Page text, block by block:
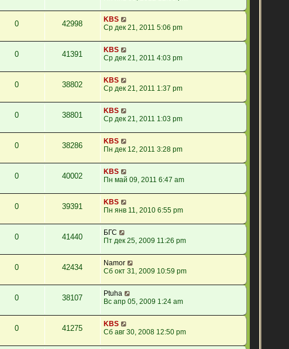
0 42998
KBS
Ср дек 21, 2011 5:06 pm
0 41391
KBS
Ср дек 21, 2011 4:03 pm
0 38802
KBS
Ср дек 21, 2011 1:37 pm
0 38801
KBS
Ср дек 21, 2011 1:03 pm
0 38286
KBS
Пн дек 12, 2011 3:28 pm
0 40002
KBS
Пн май 09, 2011 6:47 am
0 39391
KBS
Пн янв 11, 2010 6:55 pm
0 41440
БГС
Пт дек 25, 2009 11:26 pm
0 42434
Namor
Сб окт 31, 2009 10:59 pm
0 38107
Ptuha
Вс апр 05, 2009 1:24 am
0 41275
KBS
Сб авг 30, 2008 12:50 pm